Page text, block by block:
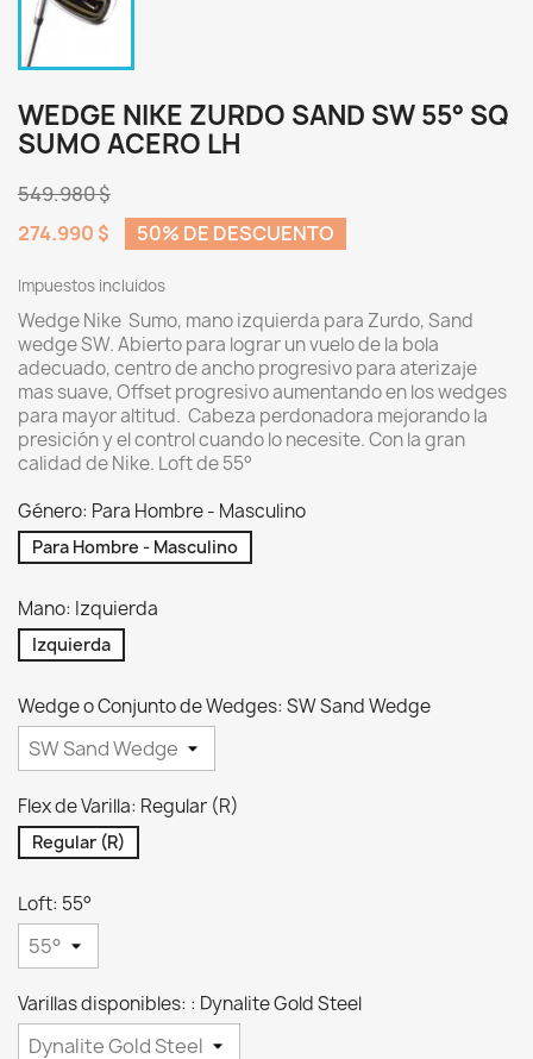
WEDGE NIKE ZURDO SAND SW 55° SQ
SUMO ACERO LH
549.980 $
274.990 $
50% DE DESCUENTO
Impuestos incluidos
Wedge Nike Sumo, mano izquierda para Zurdo, Sand
wedge SW. Abierto para lograr un vuelo de la bola
adecuado, centro de ancho progresivo para aterizaje
mas suave, Offset progresivo aumentando en los wedges
para mayor altitud. Cabeza perdonadora mejorando la
presición y el control cuando lo necesite. Con la gran
calidad de Nike. Loft de 55°
Género: Para Hombre - Masculino
Para Hombre - Masculino
Mano: Izquierda
Izquierda
Wedge o Conjunto de Wedges: SW Sand Wedge
Flex de Varilla: Regular (R)
Regular (R)
Loft: 55°
Varillas disponibles: : Dynalite Gold Steel